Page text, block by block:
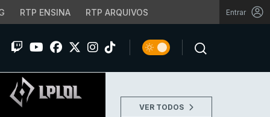
RTP ENSINA RTP ARQUIVOS Entrar
VER TODOS